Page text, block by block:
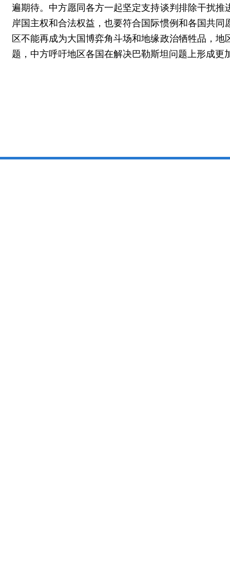
遍期待。中方愿同各方一起坚定支持谈判排除干扰
岸国主权和合法权益，也要符合国际惯例和各国共
区不能再成为大国博弈角斗场和地缘政治牺牲品，
题，中方呼吁地区各国在解决巴勒斯坦问题上形成更